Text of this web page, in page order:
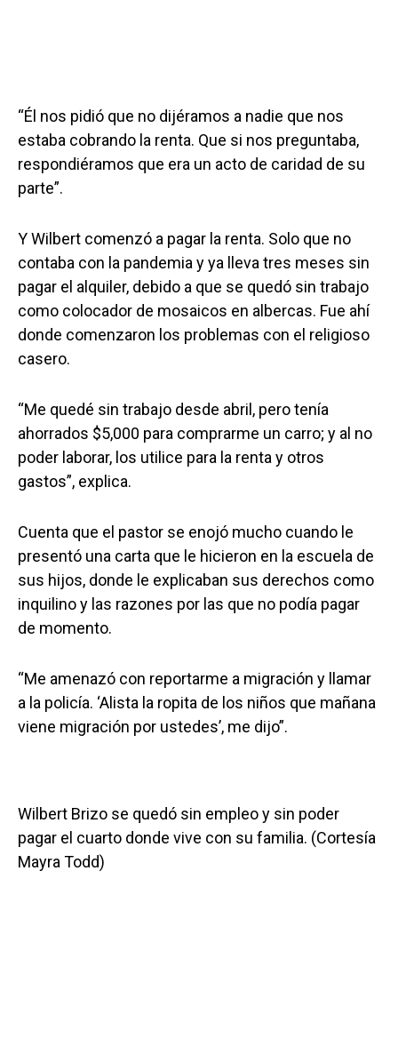
“Él nos pidió que no dijéramos a nadie que nos
estaba cobrando la renta. Que si nos preguntaba,
respondiéramos que era un acto de caridad de su
parte”.
Y Wilbert comenzó a pagar la renta. Solo que no
contaba con la pandemia y ya lleva tres meses sin
pagar el alquiler, debido a que se quedó sin trabajo
como colocador de mosaicos en albercas. Fue ahí
donde comenzaron los problemas con el religioso
casero.
“Me quedé sin trabajo desde abril, pero tenía
ahorrados $5,000 para comprarme un carro; y al no
poder laborar, los utilice para la renta y otros
gastos”, explica.
Cuenta que el pastor se enojó mucho cuando le
presentó una carta que le hicieron en la escuela de
sus hijos, donde le explicaban sus derechos como
inquilino y las razones por las que no podía pagar
de momento.
“Me amenazó con reportarme a migración y llamar
a la policía. ‘Alista la ropita de los niños que mañana
viene migración por ustedes’, me dijo”.
Wilbert Brizo se quedó sin empleo y sin poder
pagar el cuarto donde vive con su familia. (Cortesía
Mayra Todd)